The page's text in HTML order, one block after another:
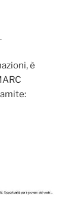
è